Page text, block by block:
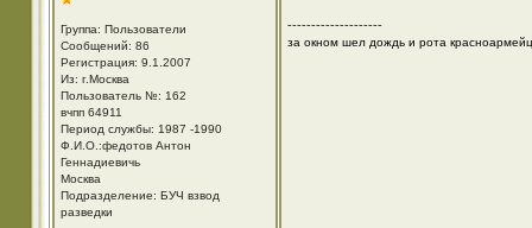
Группа: Пользователи
Сообщений: 86
Регистрация: 9.1.2007
Из: г.Москва
Пользователь №: 162
вчпп 64911
Период службы: 1987 -1990
Ф.И.О.:федотов Антон
Геннадиевичь
Москва
Подразделение: БУЧ взвод
разведки
--------------------
за окном шел дождь и рота